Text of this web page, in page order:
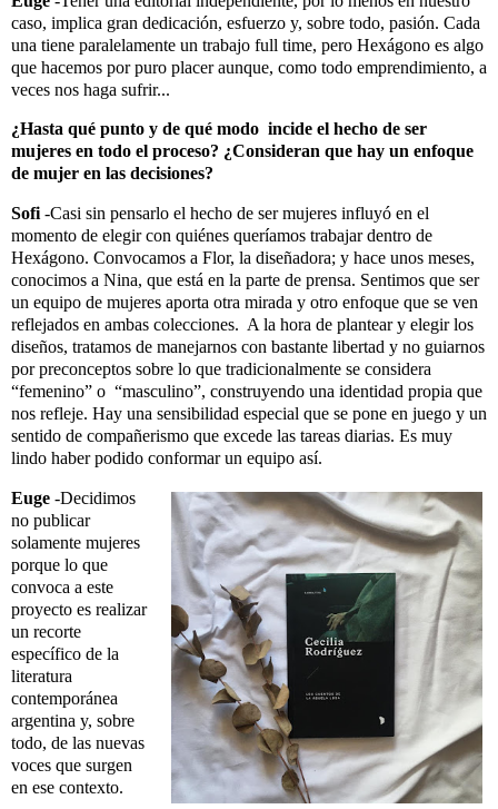
caso, implica gran dedicación, esfuerzo y, sobre todo, pasión. Cada
una tiene paralelamente un trabajo full time, pero Hexágono es algo
que hacemos por puro placer aunque, como todo emprendimiento, a
veces nos haga sufrir...
¿Hasta qué punto y de qué modo incide el hecho de ser
mujeres en todo el proceso? ¿Consideran que hay un enfoque
de mujer en las decisiones?
Sofi -Casi sin pensarlo el hecho de ser mujeres influyó en el
momento de elegir con quiénes queríamos trabajar dentro de
Hexágono. Convocamos a Flor, la diseñadora; y hace unos meses,
conocimos a Nina, que está en la parte de prensa. Sentimos que ser
un equipo de mujeres aporta otra mirada y otro enfoque que se ven
reflejados en ambas colecciones. A la hora de plantear y elegir los
diseños, tratamos de manejarnos con bastante libertad y no guiarnos
por preconceptos sobre lo que tradicionalmente se considera
“femenino” o “masculino”, construyendo una identidad propia que
nos refleje. Hay una sensibilidad especial que se pone en juego y un
sentido de compañerismo que excede las tareas diarias. Es muy
lindo haber podido conformar un equipo así.
Euge -Decidimos
no publicar
solamente mujeres
porque lo que
convoca a este
proyecto es realizar
un recorte
específico de la
literatura
contemporánea
argentina y, sobre
todo, de las nuevas
voces que surgen
en ese contexto.